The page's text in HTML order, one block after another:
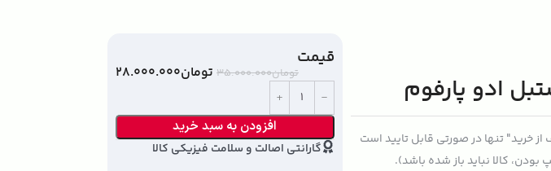
ادو پارفوم
خرید" تنها در صورتی قابل تایید است
بودن، کالا نباید باز شده باشد).
قیمت
تومان۳۵.۰۰۰.۰۰۰ تومان۲۸.۰۰۰.۰۰۰
افزودن به سبد خرید
گارانتی اصالت و سلامت فیزیکی کالا